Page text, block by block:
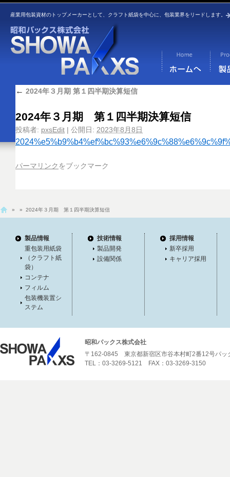
産業用包装資材のトップメーカーとして、クラフト紙袋を中心に、包装業界をリードします。
← 2024年３月期 第１四半期決算短信
2024年３月期 第１四半期決算短信
投稿者: pxsEdit | 公開日: 2023年8月8日
パーマリンク をブックマーク
» » 2024年３月期 第１四半期決算短信
製品情報
重包装用紙袋
（クラフト紙
袋）
コンテナ
フィルム
包装機装置シ
ステム
技術情報
製品開発
設備関係
採用情報
新卒採用
キャリア採用
昭和パックス株式会社
〒162-0845 東京都新宿区市谷本村町2番12号パッ
TEL：03-3269-5121 FAX：03-3269-3150